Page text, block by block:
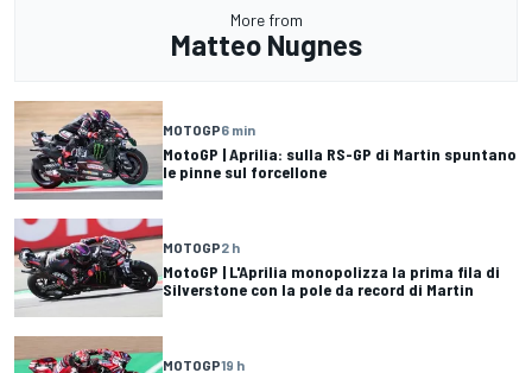
More from
Matteo Nugnes
MOTOGP6 min
MotoGP | Aprilia: sulla RS-GP di Martin spuntano
le pinne sul forcellone
MOTOGP2 h
MotoGP | L'Aprilia monopolizza la prima fila di
Silverstone con la pole da record di Martin
MOTOGP19 h